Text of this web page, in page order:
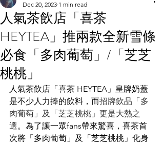
人氣茶飲店「喜茶
HEYTEA」推兩款全新雪條
必食「多肉葡萄」/「芝芝
桃桃」
Dec 20, 2023 1 min read
人氣茶飲店「喜茶 HEYTEA」皇牌奶蓋
是不少人力捧的飲料，而招牌飲品「多
肉葡萄」及「芝芝桃桃」更是大熱之
選。為了讓一眾fans帶來驚喜，喜茶首
次將「多肉葡萄」及「芝芝桃桃」化身